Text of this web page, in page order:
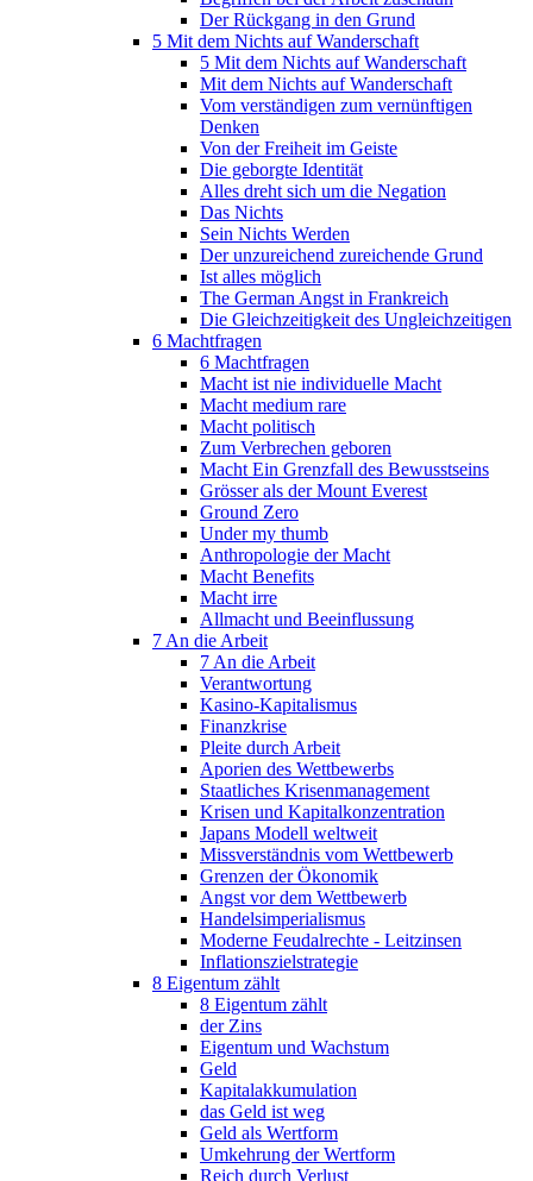
Der Rückgang in den Grund
5 Mit dem Nichts auf Wanderschaft
5 Mit dem Nichts auf Wanderschaft
Mit dem Nichts auf Wanderschaft
Vom verständigen zum vernünftigen
Denken
Von der Freiheit im Geiste
Die geborgte Identität
Alles dreht sich um die Negation
Das Nichts
Sein Nichts Werden
Der unzureichend zureichende Grund
Ist alles möglich
The German Angst in Frankreich
Die Gleichzeitigkeit des Ungleichzeitigen
6 Machtfragen
6 Machtfragen
Macht ist nie individuelle Macht
Macht medium rare
Macht politisch
Zum Verbrechen geboren
Macht Ein Grenzfall des Bewusstseins
Grösser als der Mount Everest
Ground Zero
Under my thumb
Anthropologie der Macht
Macht Benefits
Macht irre
Allmacht und Beeinflussung
7 An die Arbeit
7 An die Arbeit
Verantwortung
Kasino-Kapitalismus
Finanzkrise
Pleite durch Arbeit
Aporien des Wettbewerbs
Staatliches Krisenmanagement
Krisen und Kapitalkonzentration
Japans Modell weltweit
Missverständnis vom Wettbewerb
Grenzen der Ökonomik
Angst vor dem Wettbewerb
Handelsimperialismus
Moderne Feudalrechte - Leitzinsen
Inflationszielstrategie
8 Eigentum zählt
8 Eigentum zählt
der Zins
Eigentum und Wachstum
Geld
Kapitalakkumulation
das Geld ist weg
Geld als Wertform
Umkehrung der Wertform
Reich durch Verlust